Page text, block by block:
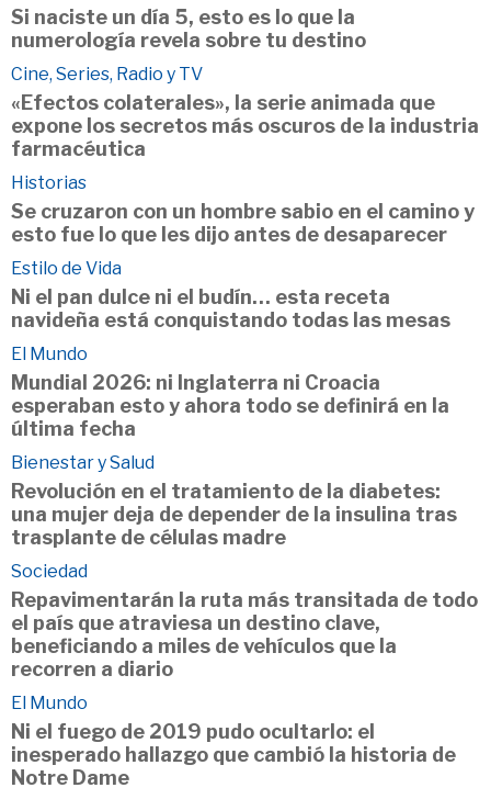
Si naciste un día 5, esto es lo que la
numerología revela sobre tu destino
Cine, Series, Radio y TV
«Efectos colaterales», la serie animada que
expone los secretos más oscuros de la industria
farmacéutica
Historias
Se cruzaron con un hombre sabio en el camino y
esto fue lo que les dijo antes de desaparecer
Estilo de Vida
Ni el pan dulce ni el budín… esta receta
navideña está conquistando todas las mesas
El Mundo
Mundial 2026: ni Inglaterra ni Croacia
esperaban esto y ahora todo se definirá en la
última fecha
Bienestar y Salud
Revolución en el tratamiento de la diabetes:
una mujer deja de depender de la insulina tras
trasplante de células madre
Sociedad
Repavimentarán la ruta más transitada de todo
el país que atraviesa un destino clave,
beneficiando a miles de vehículos que la
recorren a diario
El Mundo
Ni el fuego de 2019 pudo ocultarlo: el
inesperado hallazgo que cambió la historia de
Notre Dame